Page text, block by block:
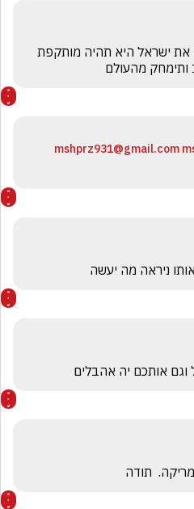
ותימחק מהעולם
mshprz931@gmail.com
ניראה מה יעשה
אותכם יה אהבלים
תודה